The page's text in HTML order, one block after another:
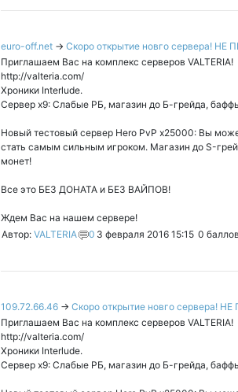
euro-off.net → Скоро открытие новго сервера! НЕ
Приглашаем Вас на комплекс серверов VALTERIA!
http://valteria.com/
Хроники Interlude.
Сервер х9: Слабые РБ, магазин до Б-грейда,
Новый тестовый сервер Hero PvP х25000: Вы
стать самым сильным игроком. Магазин до S-
монет!
Все это БЕЗ ДОНАТА и БЕЗ ВАЙПОВ!
Ждем Вас на нашем сервере!
Автор: VALTERIA 0 3 февраля 2016 15:15 0
109.72.66.46 → Скоро открытие новго сервера!
Приглашаем Вас на комплекс серверов VALTERIA!
http://valteria.com/
Хроники Interlude.
Сервер х9: Слабые РБ, магазин до Б-грейда,